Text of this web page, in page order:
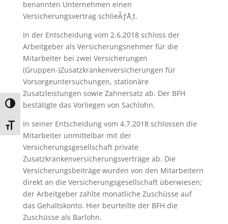
Umschalten auf hohe Kontraste
Schrift vergrößern
benannten Unternehmen einen
Versicherungsvertrag schlieÃƒÅ¸t.
In der Entscheidung vom 2.6.2018 schloss der
Arbeitgeber als Versicherungsnehmer für die
Mitarbeiter bei zwei Versicherungen
(Gruppen-)Zusatzkrankenversicherungen für
Vorsorgeuntersuchungen, stationäre
Zusatzleistungen sowie Zahnersatz ab. Der BFH
bestätigte das Vorliegen von Sachlohn.
In seiner Entscheidung vom 4.7.2018 schlossen die
Mitarbeiter unmittelbar mit der
Versicherungsgesellschaft private
Zusatzkrankenversicherungsverträge ab. Die
Versicherungsbeiträge wurden von den Mitarbeitern
direkt an die Versicherungsgesellschaft überwiesen;
der Arbeitgeber zahlte monatliche Zuschüsse auf
das Gehaltskonto. Hier beurteilte der BFH die
Zuschüsse als Barlohn.